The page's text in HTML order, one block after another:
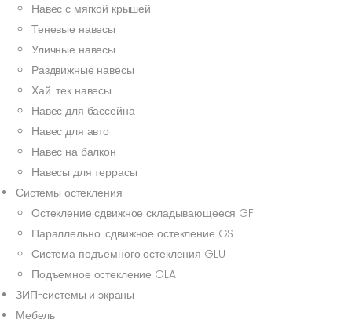
Навес с мягкой крышей
Теневые навесы
Уличные навесы
Раздвижные навесы
Хай-тек навесы
Навес для бассейна
Навес для авто
Навес на балкон
Навесы для террасы
Системы остекления
Остекление сдвижное складывающееся GF
Параллельно-сдвижное остекление GS
Система подъемного остекления GLU
Подъемное остекление GLA
ЗИП-системы и экраны
Мебель